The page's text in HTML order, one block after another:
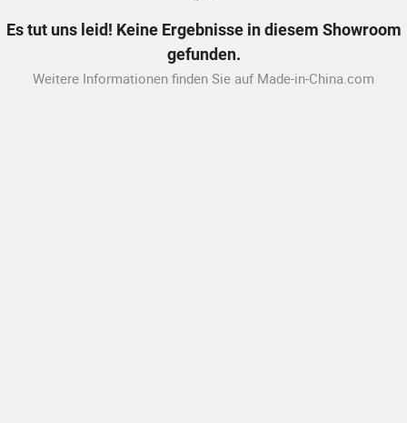
Es tut uns leid! Keine Ergebnisse in diesem Showroom
gefunden.
Weitere Informationen finden Sie auf Made-in-China.com